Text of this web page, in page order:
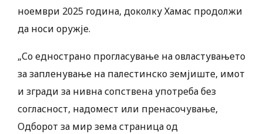
ноември 2025 година, доколку Хамас продолжи
да носи оружје.
„Со еднострано прогласување на овластувањето
за запленување на палестинско земјиште, имот
и згради за нивна сопствена употреба без
согласност, надомест или пренасочување,
Одборот за мир зема страница од